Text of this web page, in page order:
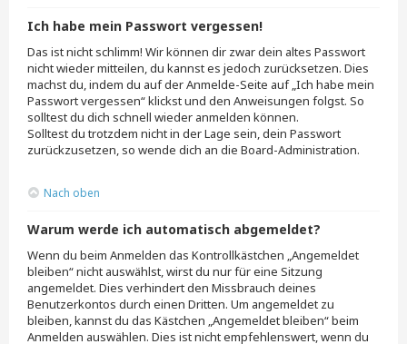
Ich habe mein Passwort vergessen!
Das ist nicht schlimm! Wir können dir zwar dein altes Passwort
nicht wieder mitteilen, du kannst es jedoch zurücksetzen. Dies
machst du, indem du auf der Anmelde-Seite auf „Ich habe mein
Passwort vergessen“ klickst und den Anweisungen folgst. So
solltest du dich schnell wieder anmelden können.
Solltest du trotzdem nicht in der Lage sein, dein Passwort
zurückzusetzen, so wende dich an die Board-Administration.
Nach oben
Warum werde ich automatisch abgemeldet?
Wenn du beim Anmelden das Kontrollkästchen „Angemeldet
bleiben“ nicht auswählst, wirst du nur für eine Sitzung
angemeldet. Dies verhindert den Missbrauch deines
Benutzerkontos durch einen Dritten. Um angemeldet zu
bleiben, kannst du das Kästchen „Angemeldet bleiben“ beim
Anmelden auswählen. Dies ist nicht empfehlenswert, wenn du